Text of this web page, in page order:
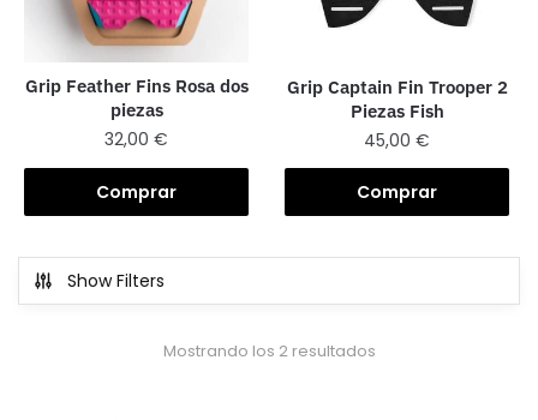
Grip Feather Fins Rosa dos
piezas
32,00€
Comprar
Grip Captain Fin Trooper 2
Piezas Fish
45,00€
Comprar
Show Filters
Mostrando los 2 resultados